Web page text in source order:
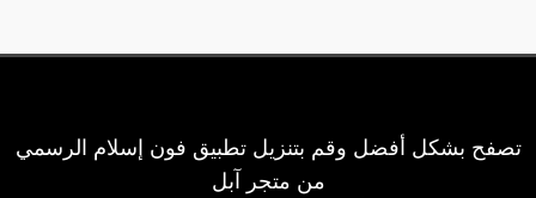
تصفح بشكل أفضل وقم بتنزيل تطبيق فون إسلام الرسمي
من متجر آبل